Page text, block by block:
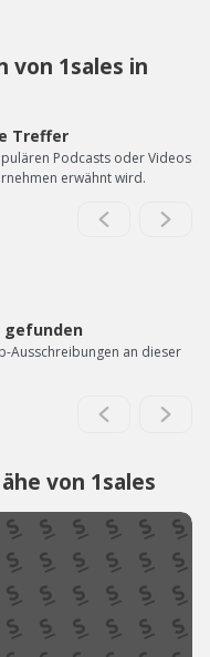
von 1sales in
Treffer
Podcasts oder Videos
erwähnt wird.
gefunden
Ausschreibungen an dieser
von 1sales